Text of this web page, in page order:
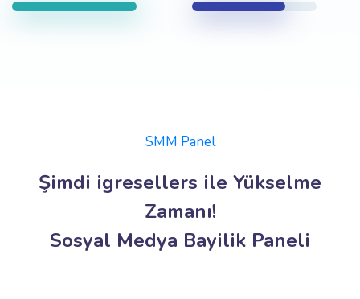
SMM Panel
Şimdi igresellers ile Yükselme
Zamanı!
Sosyal Medya Bayilik Paneli